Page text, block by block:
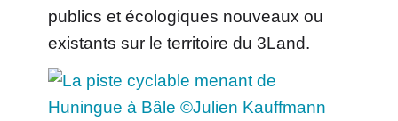
publics et écologiques nouveaux ou
existants sur le territoire du 3Land.